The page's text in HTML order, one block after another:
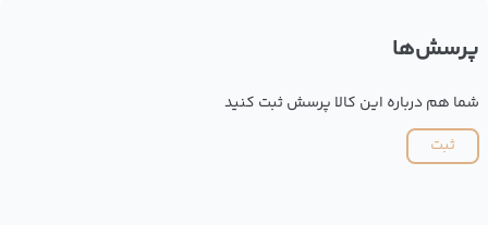
پرسش‌ها
شما هم درباره این کالا پرسش ثبت کنید
ثبت